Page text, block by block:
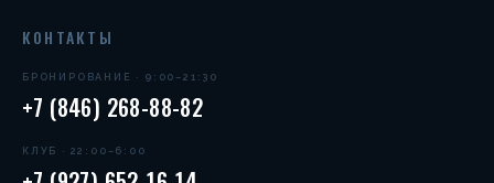
КОНТАКТЫ
БРОНИРОВАНИЕ · 9:00–21:30
+7 (846) 268-88-82
КЛУБ · 22:00–6:00